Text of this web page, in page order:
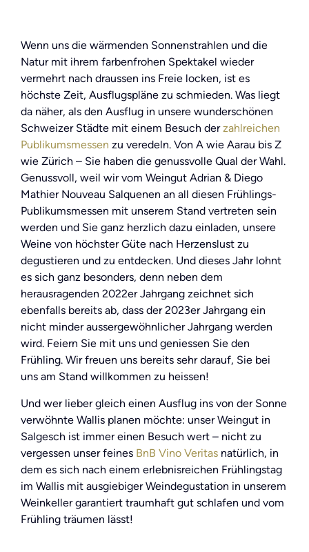
Wenn uns die wärmenden Sonnenstrahlen und die
Natur mit ihrem farbenfrohen Spektakel wieder
vermehrt nach draussen ins Freie locken, ist es
höchste Zeit, Ausflugspläne zu schmieden. Was liegt
da näher, als den Ausflug in unsere wunderschönen
Schweizer Städte mit einem Besuch derzahlreichen
Publikumsmessen zu veredeln. Von A wie Aarau bis Z
wie Zürich – Sie haben die genussvolle Qual der Wahl.
Genussvoll, weil wir vom Weingut Adrian & Diego
Mathier Nouveau Salquenen an all diesen Frühlings-
Publikumsmessen mit unserem Stand vertreten sein
werden und Sie ganz herzlich dazu einladen, unsere
Weine von höchster Güte nach Herzenslust zu
degustieren und zu entdecken. Und dieses Jahr lohnt
es sich ganz besonders, denn neben dem
herausragenden 2022er Jahrgang zeichnet sich
ebenfalls bereits ab, dass der 2023er Jahrgang ein
nicht minder aussergewöhnlicher Jahrgang werden
wird. Feiern Sie mit uns und geniessen Sie den
Frühling. Wir freuen uns bereits sehr darauf, Sie bei
uns am Stand willkommen zu heissen!
Und wer lieber gleich einen Ausflug ins von der Sonne
verwöhnte Wallis planen möchte: unser Weingut in
Salgesch ist immer einen Besuch wert – nicht zu
vergessen unser feines BnB Vino Veritas natürlich, in
dem es sich nach einem erlebnisreichen Frühlingstag
im Wallis mit ausgiebiger Weindegustation in unserem
Weinkeller garantiert traumhaft gut schlafen und vom
Frühling träumen lässt!